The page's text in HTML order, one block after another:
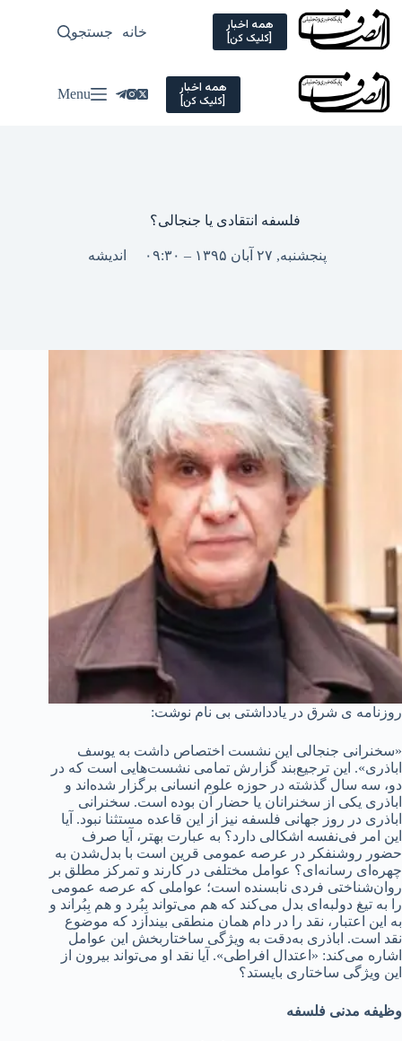
Skip
content
همه اخبار
[کلیک کن] خانه سیاسی
جستجو
همه اخبار
[کلیک کن] Menu
فلسفه انتقادی یا جنجالی؟
پنجشنبه, ۲۷ آبان ۱۳۹۵ – ۰۹:۳۰ اندیشه
روزنامه ی شرق در یادداشتی بی نام نوشت:
«سخنرانی جنجالی این نشست اختصاص داشت به یوسف
اباذری». این ترجیع‌بند گزارش تمامی نشست‌هایی است که در
دو، سه سال گذشته در حوزه علوم انسانی برگزار شده‌اند و
اباذری یکی از سخنرانان یا حضار آن بوده است. سخنرانی
اباذری در روز جهانی فلسفه نیز از این قاعده مستثنا نبود. آیا
این امر فی‌نفسه اشکالی دارد؟ به عبارت بهتر، آیا صرف
حضور روشنفکر در عرصه عمومی قرین است با بدل‌شدن به
چهره‌ای رسانه‌ای؟ عوامل مختلفی در کارند و تمرکز مطلق بر
روان‌شناختی فردی نابسنده است؛ عواملی که عرصه عمومی
را به تیغ دولبه‌ای بدل می‌کند که هم می‌تواند بِبُرد و هم بِبُراند و
به این اعتبار، نقد را در دام همان منطقی بیندازد که موضوع
نقد است. اباذری به‌دقت به ویژگی ساختاربخش این عوامل
اشاره می‌کند: «اعتدال افراطی». آیا نقد او می‌تواند بیرون از
این ویژگی ساختاری بایستد؟
وظیفه مدنی فلسفه